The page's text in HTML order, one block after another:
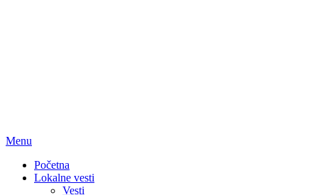
Menu
Početna
Lokalne vesti
Vesti